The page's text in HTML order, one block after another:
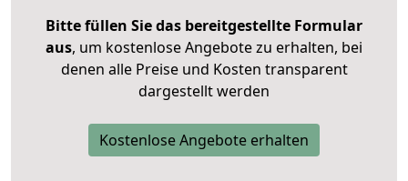
Bitte füllen Sie das bereitgestellte Formular
aus, um kostenlose Angebote zu erhalten, bei
denen alle Preise und Kosten transparent
dargestellt werden
Kostenlose Angebote erhalten